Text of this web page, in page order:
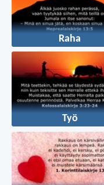
Raha
Työ